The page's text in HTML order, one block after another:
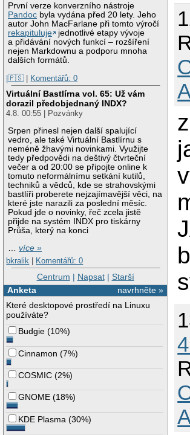
První verze konverzního nástroje
Pandoc byla vydána před 20 lety. Jeho
autor John MacFarlane při tomto výročí
rekapituluje
jednotlivé etapy vývoje
a přidávání nových funkcí – rozšíření
nejen Markdownu a podporu mnoha
dalších formátů.
|🇵🇸 | Komentářů: 0
Virtuální Bastlírna vol. 65: Už vám
dorazil předobjednaný INDX?
4.8. 00:55 | Pozvánky
Srpen přinesl nejen další spalující
vedro, ale také Virtuální Bastlírnu s
neméně žhavými novinkami. Využijte
tedy předpovědi na deštivý čtvrteční
večer a od 20:00 se připojte online k
tomuto neformálnímu setkání kutilů,
techniků a vědců, kde se strahovskými
bastlíři proberete nejzajímavější věci, na
které jste narazili za poslední měsíc.
Pokud jde o novinky, řeč zcela jistě
přijde na systém INDX pro tiskárny
Průša, který na konci
…více »
bkralik
Komentářů: 0
Centrum | Napsat| Starší
navrhněte »
Anketa
Které desktopové prostředí na Linuxu
používáte?
Budgie (10%)
Cinnamon (7%)
COSMIC (2%)
GNOME (18%)
KDE Plasma (30%)